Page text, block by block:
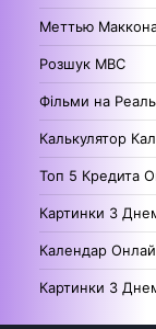
Меттью
Розшук МВС
Фільми на
Калькулятор
Топ 5 Кредита
Картинки З
Календар
Картинки З